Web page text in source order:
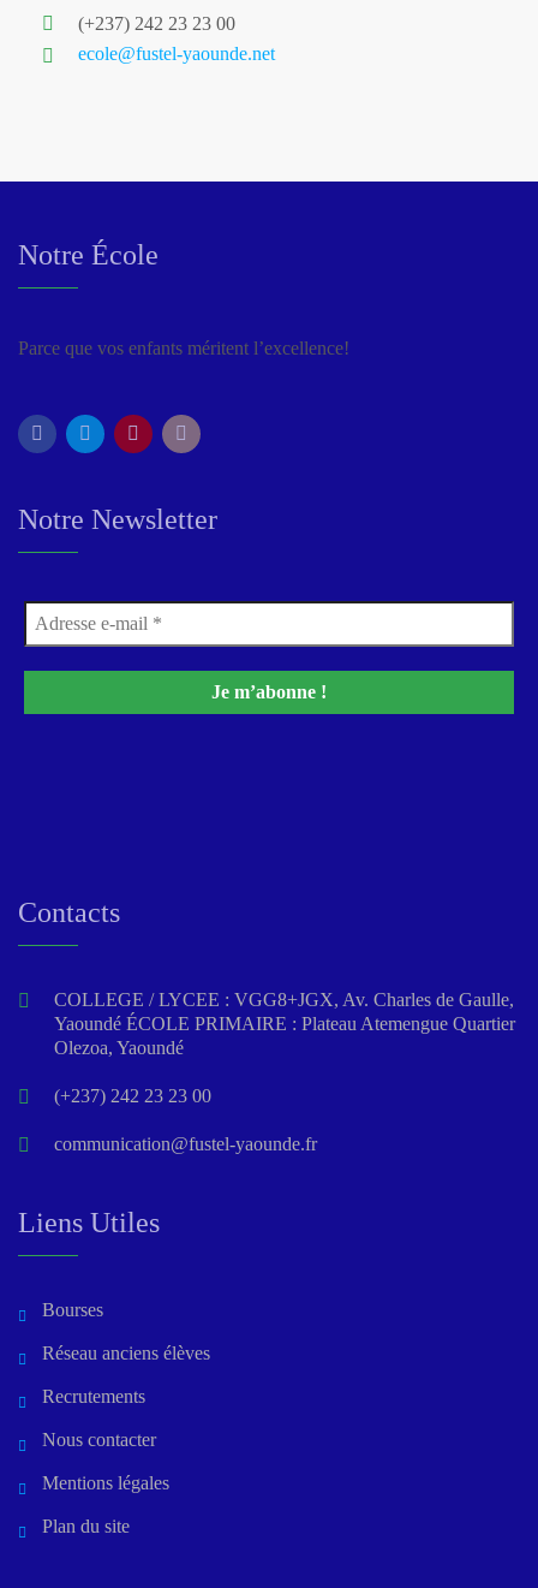
(+237) 242 23 23 00
ecole@fustel-yaounde.net
Notre École
Parce que vos enfants méritent l’excellence!
Notre Newsletter
Contacts
COLLEGE / LYCEE : VGG8+JGX, Av. Charles de Gaulle,
Yaoundé ÉCOLE PRIMAIRE : Plateau Atemengue Quartier
Olezoa, Yaoundé
(+237) 242 23 23 00
communication@fustel-yaounde.fr
Liens Utiles
Bourses
Réseau anciens élèves
Recrutements
Nous contacter
Mentions légales
Plan du site